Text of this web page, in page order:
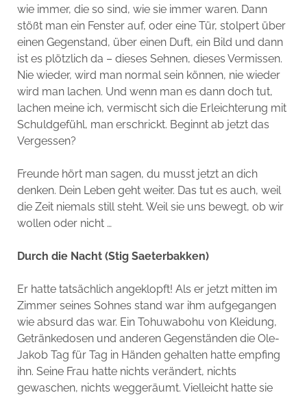
wie immer, die so sind, wie sie immer waren. Dann
stößt man ein Fenster auf, oder eine Tür, stolpert über
einen Gegenstand, über einen Duft, ein Bild und dann
ist es plötzlich da – dieses Sehnen, dieses Vermissen.
Nie wieder, wird man normal sein können, nie wieder
wird man lachen. Und wenn man es dann doch tut,
lachen meine ich, vermischt sich die Erleichterung mit
Schuldgefühl, man erschrickt. Beginnt ab jetzt das
Vergessen?
Freunde hört man sagen, du musst jetzt an dich
denken. Dein Leben geht weiter. Das tut es auch, weil
die Zeit niemals still steht. Weil sie uns bewegt, ob wir
wollen oder nicht …
Durch die Nacht (Stig Saeterbakken)
Er hatte tatsächlich angeklopft! Als er jetzt mitten im
Zimmer seines Sohnes stand war ihm aufgegangen
wie absurd das war. Ein Tohuwabohu von Kleidung,
Getränkedosen und anderen Gegenständen die Ole-
Jakob Tag für Tag in Händen gehalten hatte empfing
ihn. Seine Frau hatte nichts verändert, nichts
gewaschen, nichts weggeräumt. Vielleicht hatte sie